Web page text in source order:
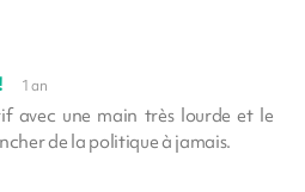
1 an
avec une main très lourde et le
de la politique à jamais.